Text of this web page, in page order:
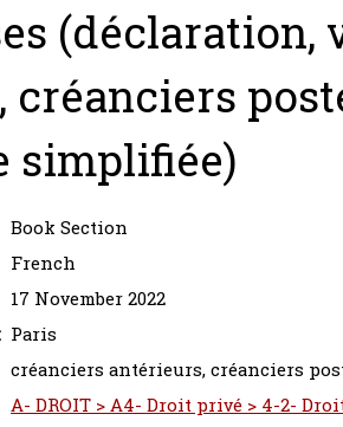
(déclaration,
créanciers
simplifiée)
Book Section
French
17 November 2022
Paris
créanciers antérieurs, créanciers
A- DROIT > A4- Droit privé > 4-2-